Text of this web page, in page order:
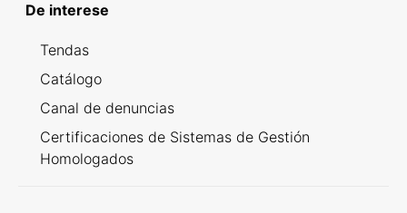
De interese
Tendas
Catálogo
Canal de denuncias
Certificaciones de Sistemas de Gestión
Homologados